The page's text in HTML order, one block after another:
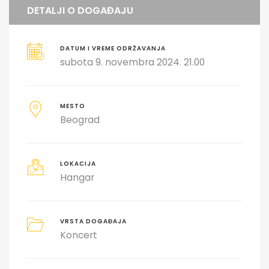
DETALJI O DOGAĐAJU
DATUM I VREME ODRŽAVANJA
subota 9. novembra 2024. 21.00
MESTO
Beograd
LOKACIJA
Hangar
VRSTA DOGAĐAJA
Koncert